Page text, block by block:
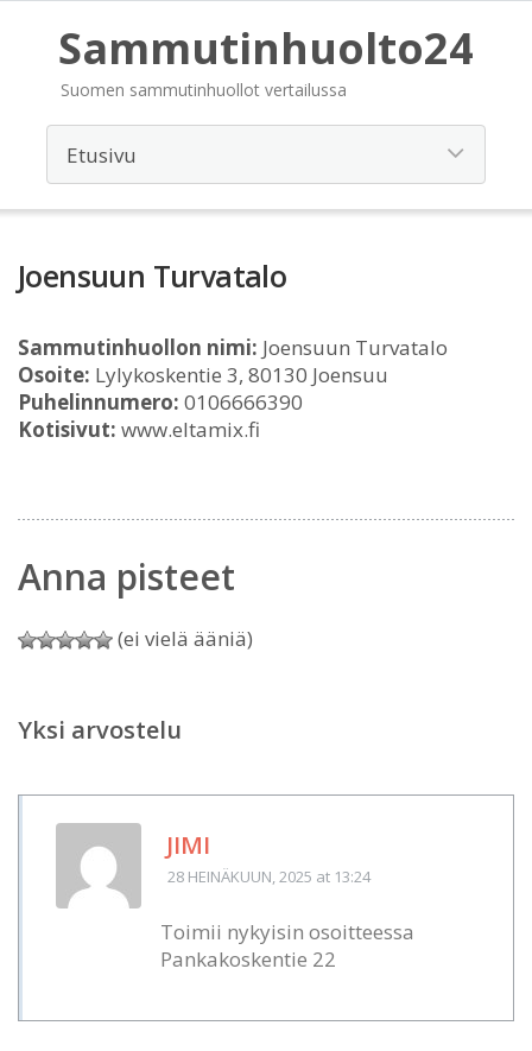
Sammutinhuolto24
Suomen sammutinhuollot vertailussa
Joensuun Turvatalo
Sammutinhuollon nimi: Joensuun Turvatalo
Osoite: Lylykoskentie 3, 80130 Joensuu
Puhelinnumero: 0106666390
Kotisivut: www.eltamix.fi
Anna pisteet
(ei vielä ääniä)
Yksi arvostelu
JIMI
28 HEINÄKUUN, 2025 at 13:24
Toimii nykyisin osoitteessa
Pankakoskentie 22